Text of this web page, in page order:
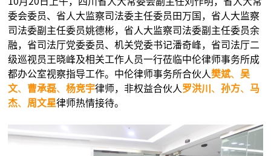
委会委员、省人大监察司法委主任委员田万国，省人大监察
司法委副主任委员姚德彬，省人大监察司法委副主任委员余
融，省司法厅党委委员、机关党委书记潘奇峰，省司法厅二
级巡视员王晓峰及相关工作人员一行莅临中伦律师事务所成
都办公室视察指导工作。中伦律师事务所合伙人樊斌、 吴
文、 曹承磊、杨竞宇律师，非权益合伙人 罗洪川 、孙方、 马
杰、 周文星律师热情接待。